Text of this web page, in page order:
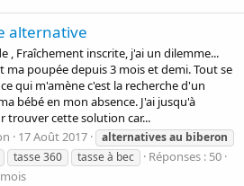
alternative
, Fraîchement inscrite, j'ai un dilemme...
ma poupée depuis 3 mois et demi. Tout se
qui m'amène c'est la recherche d'un
bébé en mon absence. J'ai jusqu'à
trouver cette solution car...
17 Août 2017 alternativesau biberon
tasse 360 tasse à bec
Réponses : 50